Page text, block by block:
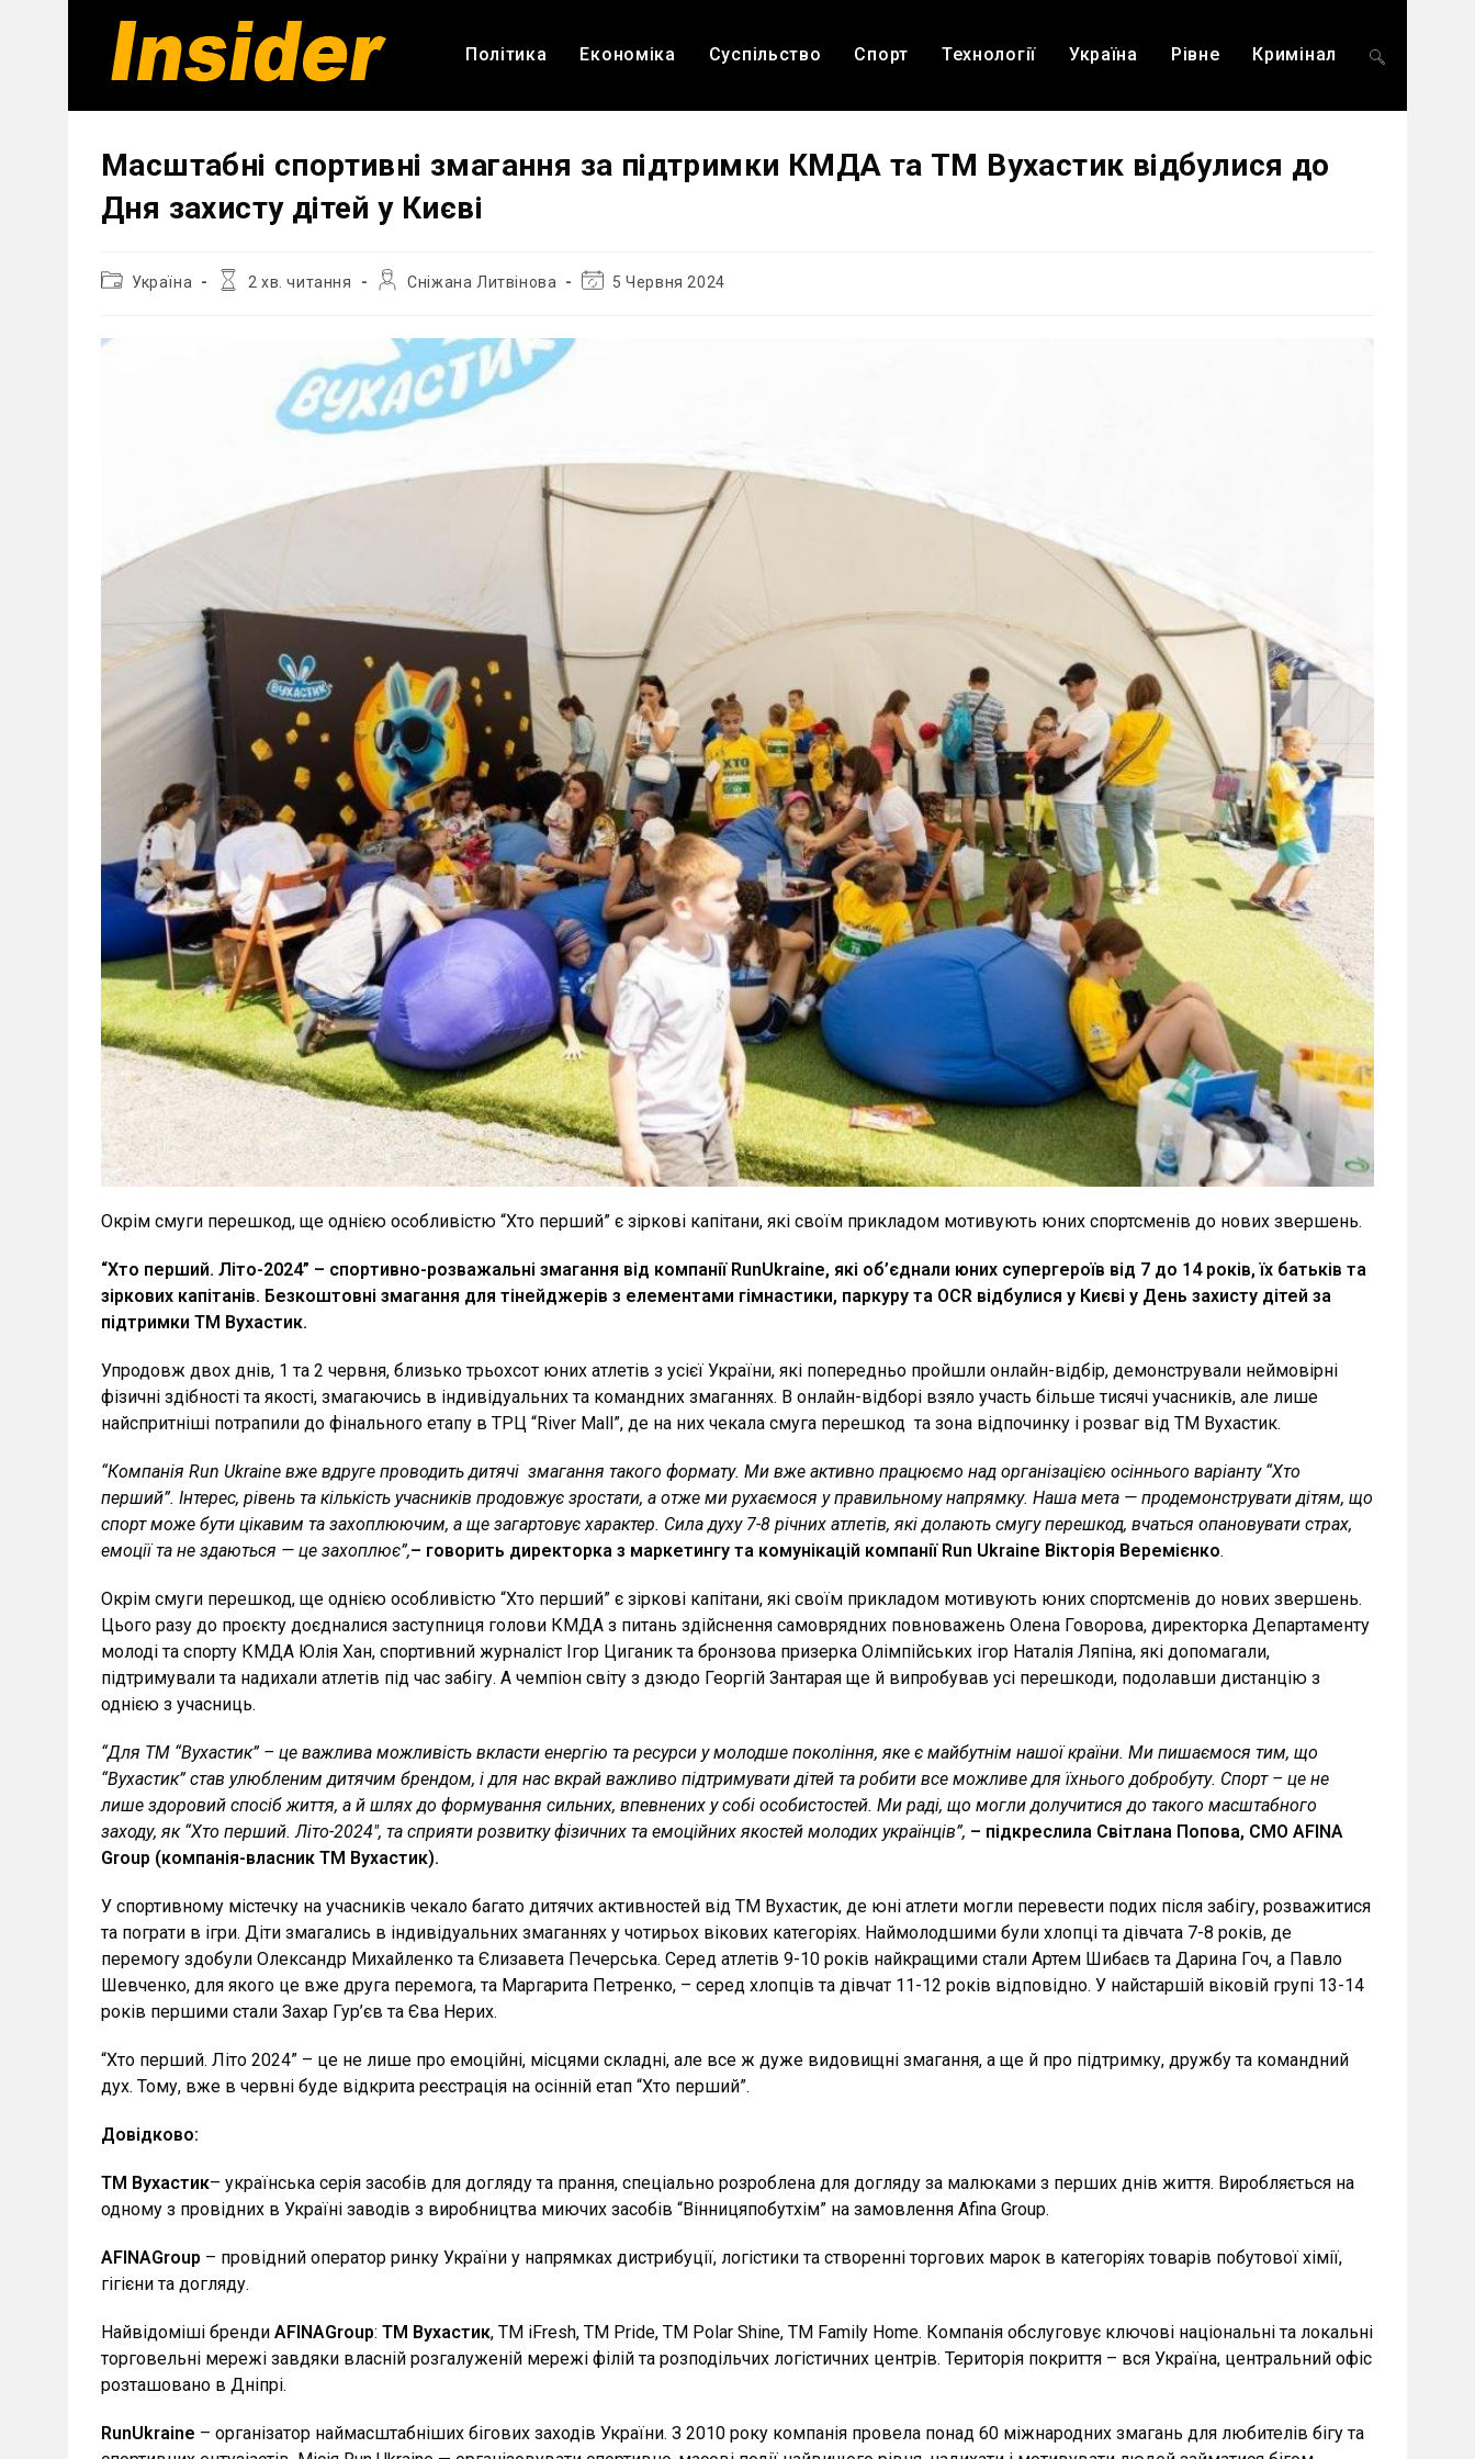
Політика Економіка Суспільство Спорт Технології Україна Рівне Кримінал Перемкнути
Масштабні спортивні змагання за підтримки КМДА та ТМ Вухастик відбулися до
Дня захисту дітей у Києві
Категорія
Україна
Час
2 хв. читання
АвторСніжана Литвінова
Остання5 Червня 2024
Окрім смуги перешкод, ще однією особливістю “Хто перший” є зіркові капітани, які своїм прикладом мотивують юних спортсменів до нових звершень.
“Хто перший. Літо-2024” – спортивно-розважальні змагання від компанії RunUkraine, які об’єднали юних супергероїв від 7 до 14 років, їх батьків та
зіркових капітанів. Безкоштовні змагання для тінейджерів з елементами гімнастики, паркуру та OCR відбулися у Києві у День захисту дітей за
підтримки ТМ Вухастик.
Упродовж двох днів, 1 та 2 червня, близько трьохсот юних атлетів з усієї України, які попередньо пройшли онлайн-відбір, демонстрували неймовірні
фізичні здібності та якості, змагаючись в індивідуальних та командних змаганнях. В онлайн-відборі взяло участь більше тисячі учасників, але лише
найспритніші потрапили до фінального етапу в ТРЦ “River Mall”, де на них чекала смуга перешкод та зона відпочинку і розваг від ТМ Вухастик.
“Компанія Run Ukraine вже вдруге проводить дитячі змагання такого формату. Ми вже активно працюємо над організацією осіннього варіанту “Хто
перший”. Інтерес, рівень та кількість учасників продовжує зростати, а отже ми рухаємося у правильному напрямку. Наша мета — продемонструвати дітям, що
спорт може бути цікавим та захоплюючим, а ще загартовує характер. Сила духу 7-8 річних атлетів, які долають смугу перешкод, вчаться опановувати страх,
емоції та не здаються — це захоплює”,– говорить директорка з маркетингу та комунікацій компанії Run Ukraine Вікторія Веремієнко.
Окрім смуги перешкод, ще однією особливістю “Хто перший” є зіркові капітани, які своїм прикладом мотивують юних спортсменів до нових звершень.
Цього разу до проєкту доєдналися заступниця голови КМДА з питань здійснення самоврядних повноважень Олена Говорова, директорка Департаменту
молоді та спорту КМДА Юлія Хан, спортивний журналіст Ігор Циганик та бронзова призерка Олімпійських ігор Наталія Ляпіна, які допомагали,
підтримували та надихали атлетів під час забігу. А чемпіон світу з дзюдо Георгій Зантарая ще й випробував усі перешкоди, подолавши дистанцію з
однією з учасниць.
“Для ТМ “Вухастик” – це важлива можливість вкласти енергію та ресурси у молодше покоління, яке є майбутнім нашої країни. Ми пишаємося тим, що
“Вухастик”став улюбленим дитячим брендом, і для нас вкрай важливо підтримувати дітей та робити все можливе для їхнього добробуту. Спорт – це не
лише здоровий спосіб життя, а й шлях до формування сильних, впевнених у собі особистостей. Ми раді, що могли долучитися до такого масштабного
заходу, як “Хто перший. Літо-2024″, та сприяти розвитку фізичних та емоційних якостей молодих українців”, – підкреслила Світлана Попова, CMO AFINA
Group (компанія-власник ТМ Вухастик).
У спортивному містечку на учасників чекало багато дитячих активностей від ТМ Вухастик, де юні атлети могли перевести подих після забігу, розважитися
та пограти в ігри. Діти змагались в індивідуальних змаганнях у чотирьох вікових категоріях. Наймолодшими були хлопці та дівчата 7-8 років, де
перемогу здобули Олександр Михайленко та Єлизавета Печерська. Серед атлетів 9-10 років найкращими стали Артем Шибаєв та Дарина Гоч, а Павло
Шевченко, для якого це вже друга перемога, та Маргарита Петренко, – серед хлопців та дівчат 11-12 років відповідно. У найстаршій віковій групі 13-14
років першими стали Захар Гур’єв та Єва Нерих.
“Хто перший. Літо 2024” – це не лише про емоційні, місцями складні, але все ж дуже видовищні змагання, а ще й про підтримку, дружбу та командний
дух. Тому, вже в червні буде відкрита реєстрація на осінній етап “Хто перший”.
Довідково:
ТМ Вухастик– українська серія засобів для догляду та прання, спеціально розроблена для догляду за малюками з перших днів життя. Виробляється на
одному з провідних в Україні заводів з виробництва миючих засобів “Вінницяпобутхім” на замовлення Afina Group.
AFINAGroup – провідний оператор ринку України у напрямках дистрибуції, логістики та створенні торгових марок в категоріях товарів побутової хімії,
гігієни та догляду.
Найвідоміші бренди AFINAGroup: ТМ Вухастик, ТМ iFresh, TM Pride, ТМ Polar Shine, TM Family Home. Компанія обслуговує ключові національні та локальні
торговельні мережі завдяки власній розгалуженій мережі філій та розподільчих логістичних центрів. Територія покриття – вся Україна, центральний офіс
розташовано в Дніпрі.
RunUkraine – організатор наймасштабніших бігових заходів України. З 2010 року компанія провела понад 60 міжнародних змагань для любителів бігу та